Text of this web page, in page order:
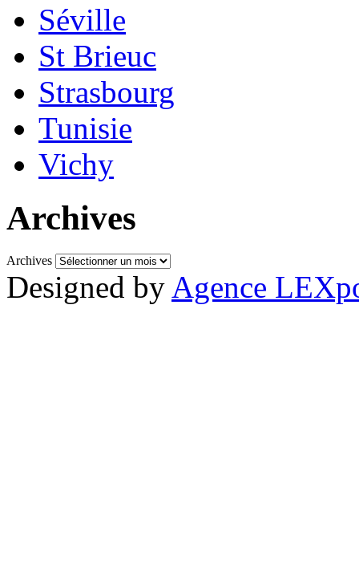
Séville
St Brieuc
Strasbourg
Tunisie
Vichy
Archives
Archives
Designed by Agence